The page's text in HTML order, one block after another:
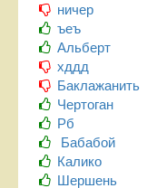
ничер
ъеъ
Альберт
хддд
Баклажанить
Чертоган
Рб
Бабабой
Калико
Шершень